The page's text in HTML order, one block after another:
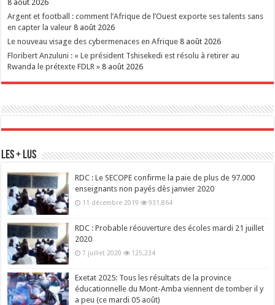
8 août 2026
Argent et football : comment l’Afrique de l’Ouest exporte ses talents sans
en capter la valeur 8 août 2026
Le nouveau visage des cybermenaces en Afrique 8 août 2026
Floribert Anzuluni : « Le président Tshisekedi est résolu à retirer au
Rwanda le prétexte FDLR » 8 août 2026
Les + Lus
RDC : Le SECOPE confirme la paie de plus de 97.000
enseignants non payés dès janvier 2020
11 décembre 2019 931,864
RDC : Probable réouverture des écoles mardi 21 juillet
2020
7 juillet 2020 125,234
Exetat 2025: Tous les résultats de la province
éducationnelle du Mont-Amba viennent de tomber il y
a peu (ce mardi 05 août)